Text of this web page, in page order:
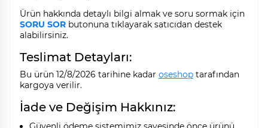
Ürün hakkında detaylı bilgi almak ve soru sormak için
SORU SOR butonuna tıklayarak satıcıdan destek
alabilirsiniz.
Teslimat Detayları:
Bu ürün 12/8/2026 tarihine kadar oseshop tarafından
kargoya verilir.
İade ve Değişim Hakkınız: